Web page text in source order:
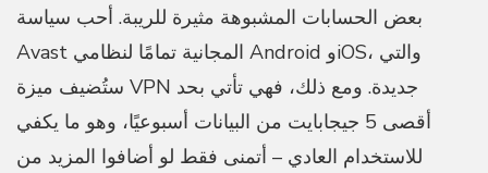
بعض الحسابات المشبوهة مثيرة للريبة. أحب سياسة
Avast المجانية تمامًا لنظامي Android وiOS، والتي
ستُضيف ميزة VPN جديدة. ومع ذلك، فهي تأتي بحد
أقصى 5 جيجابايت من البيانات أسبوعيًا، وهو ما يكفي
للاستخدام العادي – أتمنى فقط لو أضافوا المزيد من